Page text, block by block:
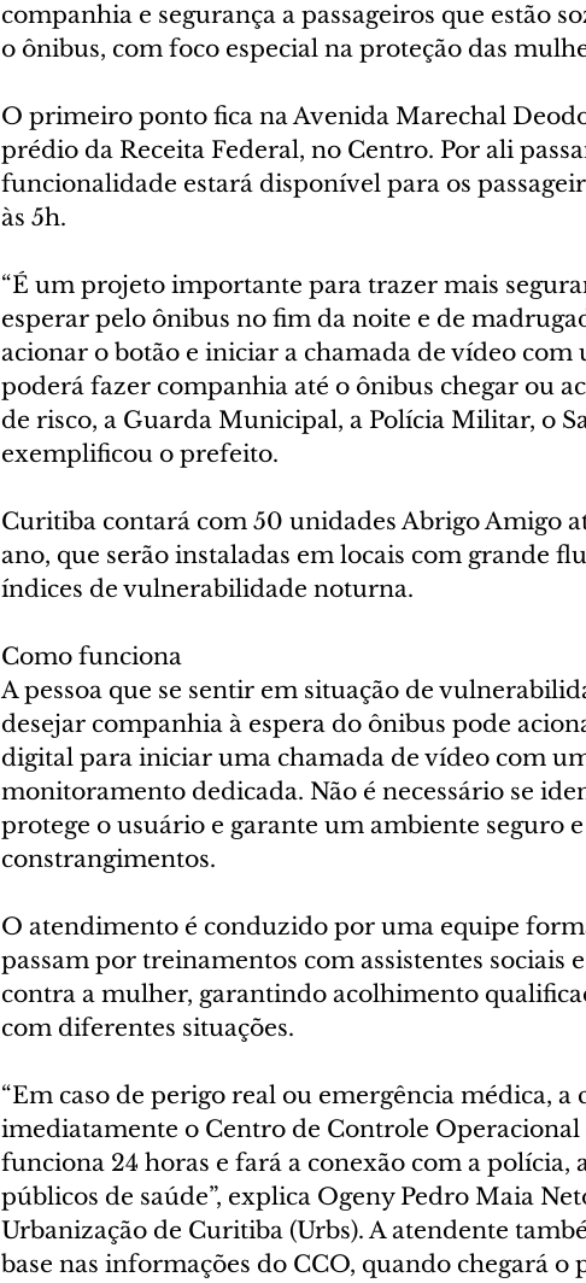
companhia e segurança a passageiros que estão
o ônibus, com foco especial na proteção das
O primeiro ponto fica na Avenida Marechal
prédio da Receita Federal, no Centro. Por ali
funcionalidade estará disponível para os
às 5h.
“É um projeto importante para trazer mais
esperar pelo ônibus no fim da noite e de
acionar o botão e iniciar a chamada de vídeo com
poderá fazer companhia até o ônibus chegar ou
de risco, a Guarda Municipal, a Polícia Militar, o
exemplificou o prefeito.
Curitiba contará com 50 unidades Abrigo Amigo
ano, que serão instaladas em locais com grande
índices de vulnerabilidade noturna.
Como funciona
A pessoa que se sentir em situação de
desejar companhia à espera do ônibus pode
digital para iniciar uma chamada de vídeo com
monitoramento dedicada. Não é necessário se
protege o usuário e garante um ambiente seguro
constrangimentos.
O atendimento é conduzido por uma equipe
passam por treinamentos com assistentes sociais
contra a mulher, garantindo acolhimento
com diferentes situações.
“Em caso de perigo real ou emergência médica, a
imediatamente o Centro de Controle Operacional
funciona 24 horas e fará a conexão com a polícia,
públicos de saúde”, explica Ogeny Pedro Maia
Urbanização de Curitiba (Urbs). A atendente
base nas informações do CCO, quando chegará o